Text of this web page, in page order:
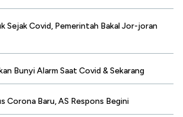
Sejak Covid, Pemerintah Bakal Jor-joran
Bunyi Alarm Saat Covid & Sekarang
Corona Baru, AS Respons Begini